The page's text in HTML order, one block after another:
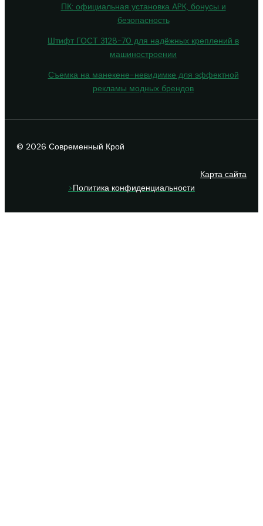
ПК: официальная установка APK, бонусы и
безопасность
Штифт ГОСТ 3128-70 для надёжных креплений в
машиностроении
Съемка на манекене-невидимке для эффектной
рекламы модных брендов
© 2026 Современный Крой
Карта сайта
>Политика конфиденциальности